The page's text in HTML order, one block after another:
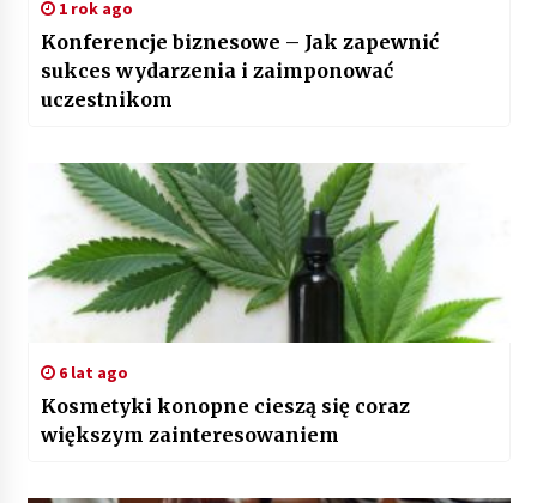
1 rok ago
Konferencje biznesowe – Jak zapewnić
sukces wydarzenia i zaimponować
uczestnikom
6 lat ago
Kosmetyki konopne cieszą się coraz
większym zainteresowaniem